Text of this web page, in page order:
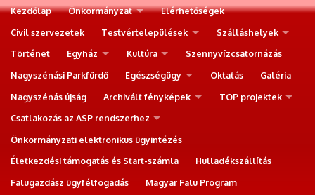
Kezdőlap Önkormányzat
Elérhetőségek
Civil szervezetek
Testvértelepülések
Szálláshelyek
Történet
Egyház Kultúra
Szennyvízcsatornázás
Nagyszénási Parkfürdő
Egészségügy Oktatás
Galéria
Nagyszénás újság
Archivált fényképek
TOP projektek
Csatlakozás az ASP rendszerhez
Önkormányzati elektronikus ügyintézés
Életkezdési támogatás és Start-számla
Hulladékszállítás
Falugazdász ügyfélfogadás
Magyar Falu Program